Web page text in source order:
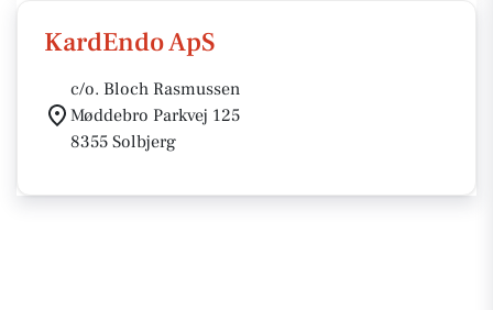
KardEndo ApS
c/o. Bloch Rasmussen
Møddebro Parkvej 125
8355 Solbjerg